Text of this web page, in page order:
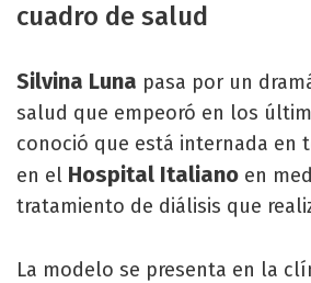
cuadro de salud
Silvina Luna pasa por un
salud que empeoró en los
conoció que está internada en
en el Hospital Italiano en
tratamiento de diálisis que
La modelo se presenta en la